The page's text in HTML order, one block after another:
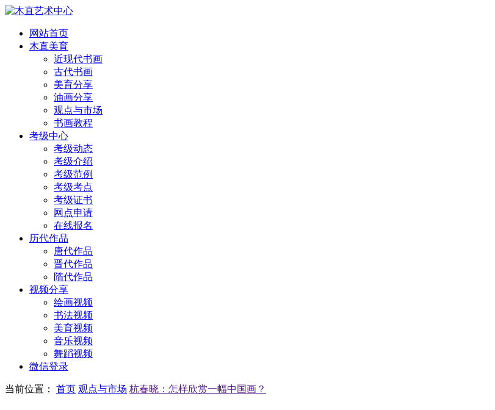
网站首页
木直美育
近现代书画
古代书画
美育分享
油画分享
观点与市场
书画教程
考级中心
考级动态
考级介绍
考级范例
考级考点
考级证书
网点申请
在线报名
历代作品
唐代作品
晋代作品
隋代作品
视频分享
绘画视频
书法视频
美育视频
音乐视频
舞蹈视频
微信登录
当前位置： 首页 观点与市场 杭春晓：怎样欣赏一幅中国画？